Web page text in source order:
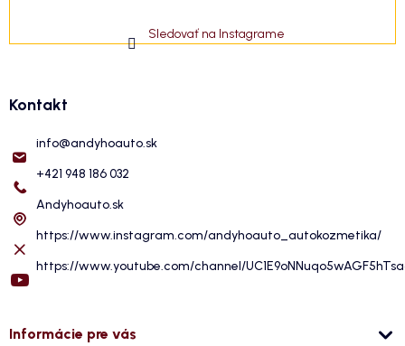
Sledovať na Instagrame
Kontakt
info@andyhoauto.sk
+421 948 186 032
Andyhoauto.sk
https://www.instagram.com/andyhoauto_autokozmetika/
https://www.youtube.com/channel/
Informácie pre vás